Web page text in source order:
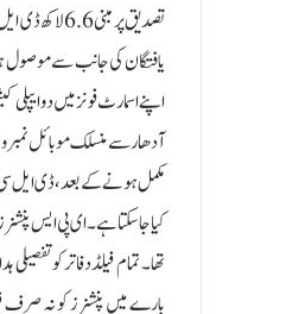
اپنے اسمارٹ فونز میں دو
آدھار سے منسلک موبائل
مکمل ہونے کے بعد، ڈی ایل
تھا۔ تمام فیلڈ دفاتر کو